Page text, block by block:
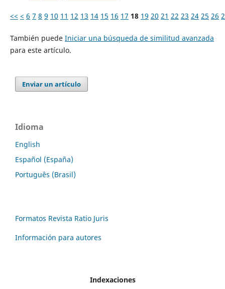
<< < 6 7 8 9 10 11 12 13 14 15 16 17 18 19 20 21 22 23 24 25 26
También puede Iniciar una búsqueda de similitud avanzada
para este artículo.
Enviar un artículo
Idioma
English
Español (España)
Português (Brasil)
Formatos Revista Ratio Juris
Información para autores
Indexaciones